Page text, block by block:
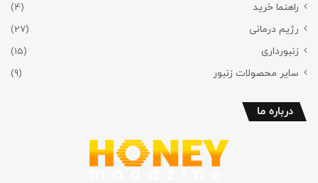
راهنما خرید
(4)
رژیم درمانی
(27)
زنبورداری
(15)
سایر محصولات زنبور
(9)
درباره ما